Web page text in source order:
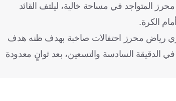
المتواجد في مساحة خالية، ليلتف القائد
الكرة.
رياض محرز احتفالات صاخبة بهدف ظنه هدف
الدقيقة السادسة والتسعين، بعد ثوانٍ معدودة